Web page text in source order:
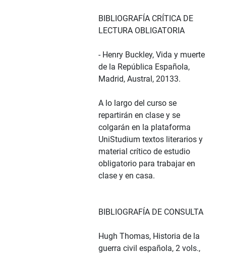
BIBLIOGRAFÍA CRÍTICA DE
LECTURA OBLIGATORIA
- Henry Buckley, Vida y muerte
de la República Española,
Madrid, Austral, 20133.
A lo largo del curso se
repartirán en clase y se
colgarán en la plataforma
UniStudium textos literarios y
material crítico de estudio
obligatorio para trabajar en
clase y en casa.
BIBLIOGRAFÍA DE CONSULTA
Hugh Thomas, Historia de la
guerra civil española, 2 vols.,